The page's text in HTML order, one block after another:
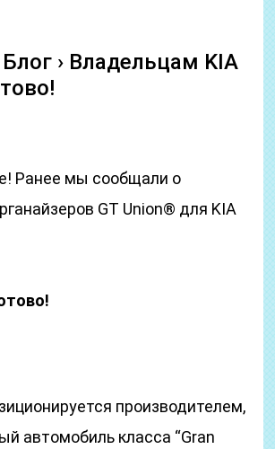
Блог › Владельцам KIA
Ранее мы сообщали о
GT Union® для KIA
производителем,
автомобиль класса “Gran